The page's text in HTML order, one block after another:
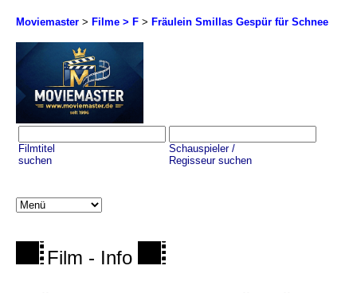
Moviemaster > Filme > F > Fräulein Smillas Gespür für Schnee
Filmtitel
suchen
Schauspieler /
Regisseur suchen
Film - Info